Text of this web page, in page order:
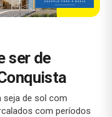
ser de
seja de sol com
com períodos